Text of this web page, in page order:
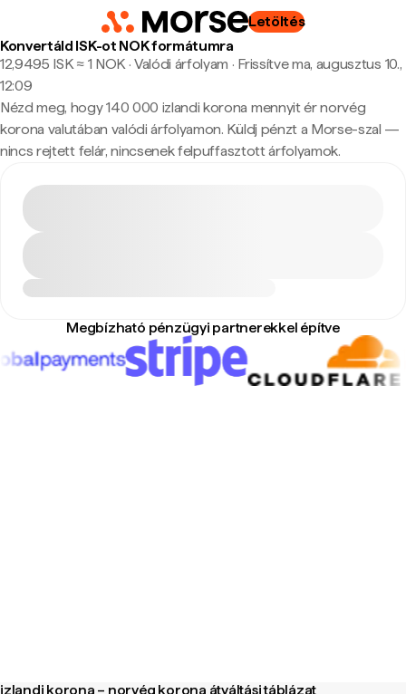
Letöltés
Konvertáld ISK-ot NOK formátumra
12,9495 ISK ≈ 1 NOK · Valódi árfolyam · Frissítve ma, augusztus 10.,
12:09
Nézd meg, hogy 140 000 izlandi korona mennyit ér norvég
korona valutában valódi árfolyamon. Küldj pénzt a Morse-szal —
nincs rejtett felár, nincsenek felpuffasztott árfolyamok.
Megbízható pénzügyi partnerekkel építve
izlandi korona – norvég korona átváltási táblázat